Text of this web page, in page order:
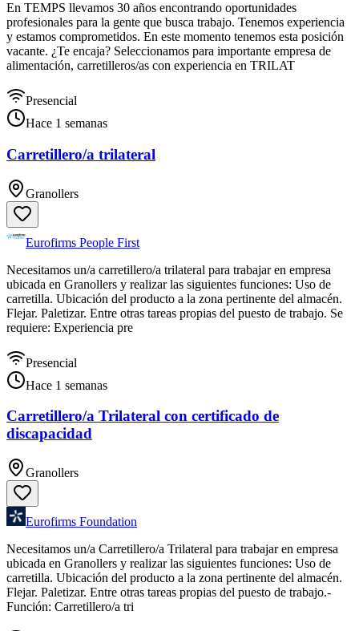
En TEMPS llevamos 30 años encontrando oportunidades
profesionales para la gente que busca trabajo. Tenemos experiencia
y estamos comprometidos. En este momento tenemos esta posición
vacante. ¿Te encaja? Seleccionamos para importante empresa de
alimentación, carretilleros/as con experiencia en TRILAT
Presencial
Hace 1 semanas
Carretillero/a trilateral
Granollers
Eurofirms People First
Necesitamos un/a carretillero/a trilateral para trabajar en empresa
ubicada en Granollers y realizar las siguientes funciones: Uso de
carretilla. Ubicación del producto a la zona pertinente del almacén.
Flejar. Paletizar. Entre otras tareas propias del puesto de trabajo. Se
requiere: Experiencia pre
Presencial
Hace 1 semanas
Carretillero/a Trilateral con certificado de
discapacidad
Granollers
Eurofirms Foundation
Necesitamos un/a Carretillero/a Trilateral para trabajar en empresa
ubicada en Granollers y realizar las siguientes funciones: Uso de
carretilla. Ubicación del producto a la zona pertinente del almacén.
Flejar. Paletizar. Entre otras tareas propias del puesto de trabajo.-
Función: Carretillero/a tri